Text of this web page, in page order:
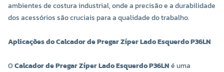
ambientes de costura industrial, onde a precisão e a durabilidade
dos acessórios são cruciais para a qualidade do trabalho.
Aplicações do Calcador de Pregar Zíper Lado Esquerdo P36LN
OCalcador de Pregar Zíper Lado Esquerdo P36LNé uma